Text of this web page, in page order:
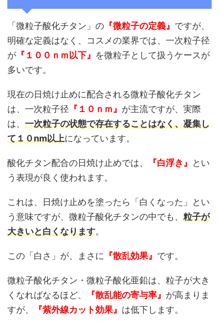
「微粒子酸化チタン」の 『微粒子の定義』 ですが、
明確な定義はなく、コスメの業界では、一次粒子径
が 『１００ｎｍ以下』 を微粒子として扱うケースが
多いです。
現在の日焼け止めに配合される微粒子酸化チタン
は、一次粒子径 『１０ｎｍ』 が主流ですが、実際
は、 一次粒子の状態で存在することはなく、凝集し
て１０nm以上になっています。
酸化チタン配合の日焼け止めでは、 『白浮き』
とい
う表現が良く使われます。
これは、日焼け止めを塗ったら「白くなった」とい
う意味ですが、微粒子酸化チタンの中でも、 粒子が
大きいと白くなります。
この「白さ」が、まさに 『散乱効果』 です。
微粒子酸化チタン・微粒子酸化亜鉛は、粒子が大き
くなればなるほど、
『散乱能の寄与率』 が高まりま
すが、
『紫外線カット効果』 は低下します。